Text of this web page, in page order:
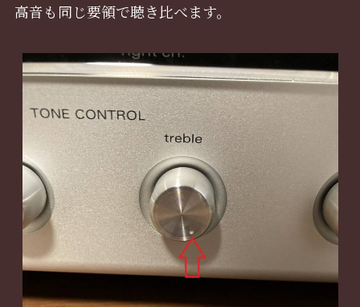
高音も同じ要領で聴き比べます。